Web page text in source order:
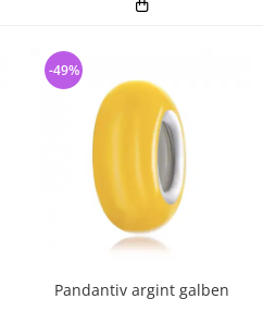
Pandantiv argint galben
-49%